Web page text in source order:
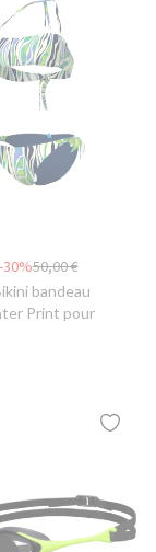
50,00 €
-30%
bandeau
Print pour